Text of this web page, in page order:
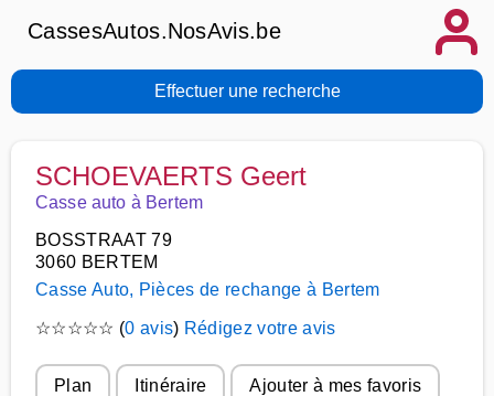
CassesAutos.NosAvis.be
Effectuer une recherche
SCHOEVAERTS Geert
Casse auto à Bertem
BOSSTRAAT 79
3060 BERTEM
Casse Auto, Pièces de rechange à Bertem
☆☆☆☆☆ (0 avis) Rédigez votre avis
Plan Itinéraire Ajouter à mes favoris